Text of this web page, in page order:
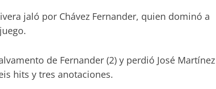
jaló por Chávez Fernander, quien dominó a
de Fernander (2) y perdió José Martínez
hits y tres anotaciones.